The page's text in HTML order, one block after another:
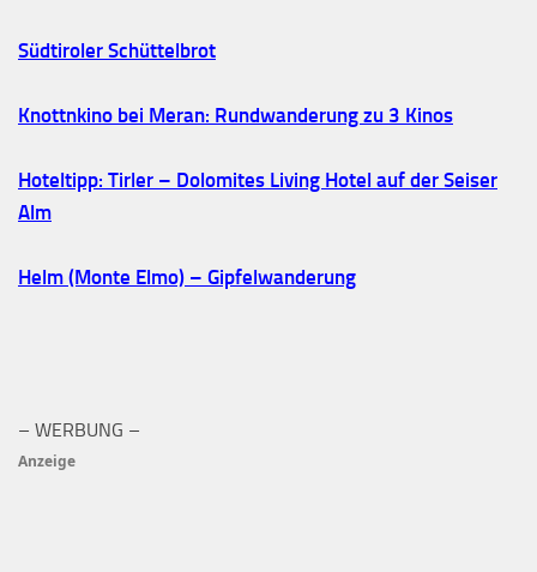
Südtiroler Schüttelbrot
Knottnkino bei Meran: Rundwanderung zu 3 Kinos
Hoteltipp: Tirler – Dolomites Living Hotel auf der Seiser
Alm
Helm (Monte Elmo) – Gipfelwanderung
– WERBUNG –
Anzeige